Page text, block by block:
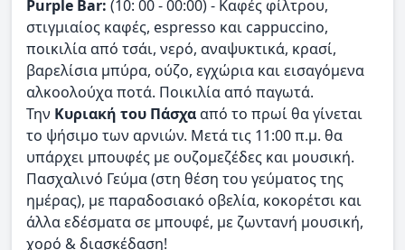
Purple Bar: (10: 00 - 00:00) - Καφές φίλτρου,
στιγμιαίος καφές, espresso και cappuccino,
ποικιλία από τσάι, νερό, αναψυκτικά, κρασί,
βαρελίσια μπύρα, ούζο, εγχώρια και εισαγόμενα
αλκοολούχα ποτά. Ποικιλία από παγωτά.
Την Κυριακή του Πάσχααπό το πρωί θα γίνεται
το ψήσιμο των αρνιών. Μετά τις 11:00 π.μ. θα
υπάρχει μπουφές με ουζομεζέδες και μουσική.
Πασχαλινό Γεύμα (στη θέση του γεύματος της
ημέρας), με παραδοσιακό οβελία, κοκορέτσι και
άλλα εδέσματα σε μπουφέ, με ζωντανή μουσική,
χορό & διασκέδαση!